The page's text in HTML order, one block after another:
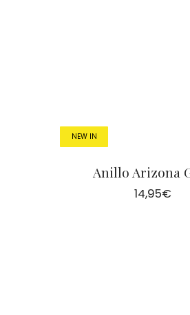
NEW IN
Anillo Arizona
14,95€